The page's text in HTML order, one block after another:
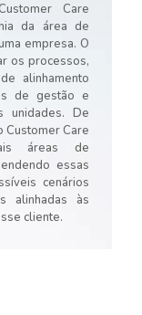
Care
da área de
empresa. O
os processos,
alinhamento
de gestão e
unidades. De
Customer Care
áreas de
essas
cenários
alinhadas às
cliente.